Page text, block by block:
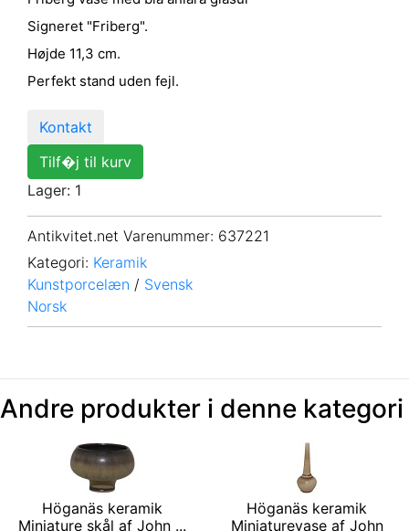
Signeret "Friberg".
Højde 11,3 cm.
Perfekt stand uden fejl.
Kontakt
Tilf�j til kurv
Lager: 1
Antikvitet.net Varenummer: 637221
Kategori: Keramik
Kunstporcelæn / Svensk
Norsk
Andre produkter i denne kategori
Höganäs keramik
Miniature skål af John ...
Höganäs keramik
Miniaturevase af John